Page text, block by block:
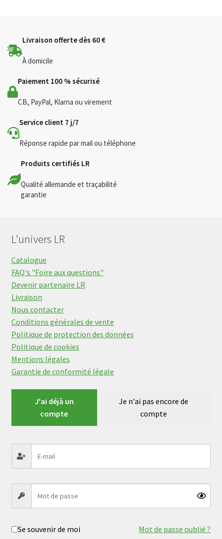
Livraison offerte dès 60 €
À domicile
Paiement 100 % sécurisé
CB, PayPal, Klarna ou virement
Service client 7 j/7
Réponse rapide par mail ou téléphone
Produits certifiés LR
Qualité allemande et traçabilité
garantie
L'univers LR
Catalogue
FAQ's "Foire aux questions"
Devenir partenaire LR
Livraison
Nous contacter
Conditions générales de vente
Politique de protection des données
Politique de cookies
Mentions légales
Garantie de conformité légale
J'ai déjà un
compte
Je n'ai pas encore de
compte
Se souvenir de moi Mot de passe oublié ?